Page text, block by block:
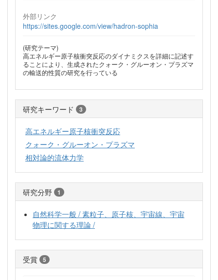
外部リンク
https://sites.google.com/view/hadron-sophia
(研究テーマ)
高エネルギー原子核衝突反応のダイナミクスを詳細に記述す
ることにより、生成されたクォーク・グルーオン・プラズマ
の輸送的性質の研究を行っている
研究キーワード 3
高エネルギー原子核衝突反応
クォーク・グルーオン・プラズマ
相対論的流体力学
研究分野 1
自然科学一般 / 素粒子、原子核、宇宙線、宇宙
物理に関する理論 /
受賞 5